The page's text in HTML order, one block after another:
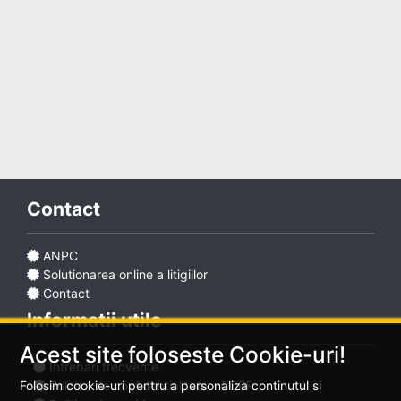
Favorite
Ajutor
Contact
ANPC
Solutionarea online a litigiilor
Contact
Informatii utile
Intrebari frecvente
Politica de confidentialitate - GDPR
Acest site foloseste Cookie-uri!
Folosim cookie-uri pentru a personaliza continutul si